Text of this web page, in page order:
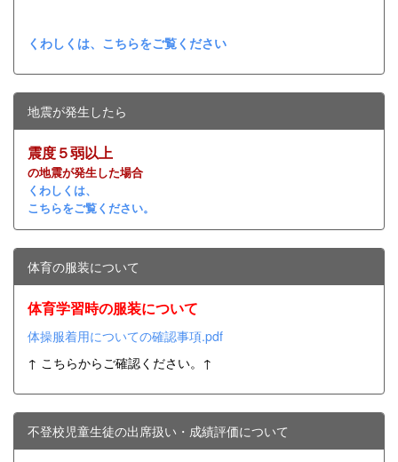
くわしくは、こちらをご覧ください
地震が発生したら
震度５弱以上
の地震が発生した場合
くわしくは、
こちらをご覧ください。
体育の服装について
体育学習時の服装について
体操服着用についての確認事項.pdf
↑ こちらからご確認ください。↑
不登校児童生徒の出席扱い・成績評価について